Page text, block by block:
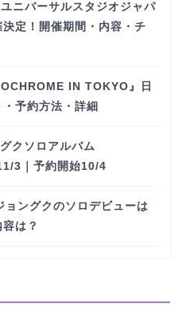
ニバーサルスタジオジャパ
定！開催期間・内容・チ
IN TOKYO』日
予約方法・詳細
クソロアルバム
3｜予約開始10/4
ョングクのソロデビューは
は？